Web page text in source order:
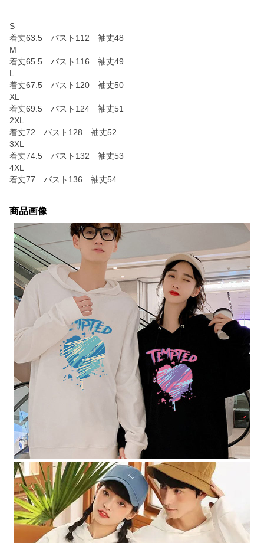
S
着丈63.5 バスト112 袖丈48
M
着丈65.5 バスト116 袖丈49
L
着丈67.5 バスト120 袖丈50
XL
着丈69.5 バスト124 袖丈51
2XL
着丈72 バスト128 袖丈52
3XL
着丈74.5 バスト132 袖丈53
4XL
着丈77 バスト136 袖丈54
商品画像